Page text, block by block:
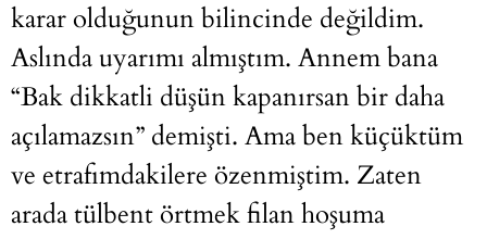
karar olduğunun bilincinde değildim.
Aslında uyarımı almıştım. Annem bana
“Bak dikkatli düşün kapanırsan bir daha
açılamazsın” demişti. Ama ben küçüktüm
ve etrafımdakilere özenmiştim. Zaten
arada tülbent örtmek filan hoşuma